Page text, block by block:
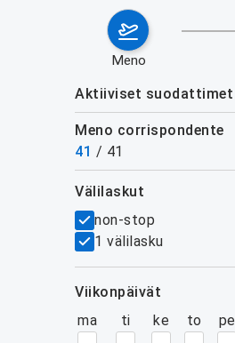
meno
Aktiiviset suodattimet
Meno corrispondente
41 / 41
suodattimet
välilaskut
non-stop
1 välilasku
viikonpäivät
ma
ti ke to pe
näytä lisää